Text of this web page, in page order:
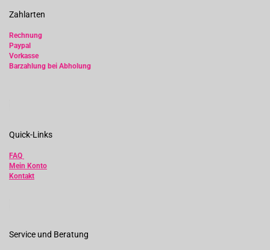
Zahlarten
Rechnung
Paypal
Vorkasse
Barzahlung bei Abholung
Quick-Links
FAQ
Mein Konto
Kontakt
Service und Beratung